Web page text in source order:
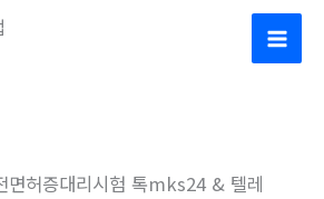
Main
면허증대리시험 톡mks24 & 텔레